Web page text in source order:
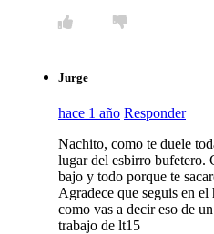
Jurge
hace 1 año Responder
Nachito, como te duele
lugar del esbirro bufetero.
bajo y todo porque te
Agradece que seguis en
como vas a decir eso de
trabajo de lt15